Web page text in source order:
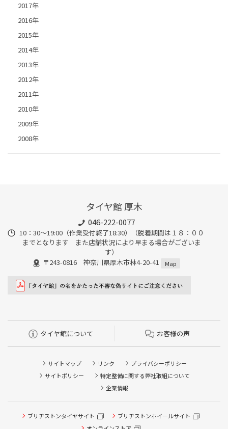
2017年
2016年
2015年
2014年
2013年
2012年
2011年
2010年
2009年
2008年
タイヤ館 厚木
046-222-0077
10：30～19:00（作業受付終了18:30）（脱着期間は１８：００
までとなります また店舗状況により早まる場合がございま
す）
〒243-0816 神奈川県厚木市林4-20-41
Map
タイヤ館について お客様の声
サイトマップ リンク
プライバシーポリシー
サイトポリシー
特定整備に関する弊社取組について
企業情報
ブリヂストンタイヤサイト
ブリヂストンホイールサイト
タイヤ点検・安全点検/タイヤ履き替え/オイル交換/その他
ピット作業の予約